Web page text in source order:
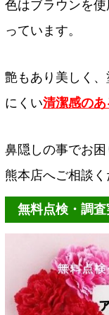
色はブラウンを
っています。
艶もあり美しく
にくい清潔感の
鼻隠しの事でお
熊本店へご相談く
無料点検・調査